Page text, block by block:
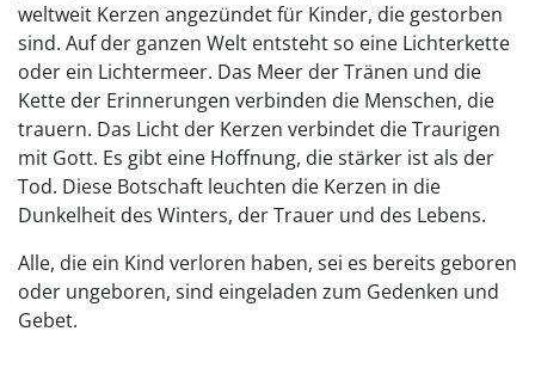
weltweit Kerzen angezündet für Kinder, die gestorben
sind. Auf der ganzen Welt entsteht so eine Lichterkette
oder ein Lichtermeer. Das Meer der Tränen und die
Kette der Erinnerungen verbinden die Menschen, die
trauern. Das Licht der Kerzen verbindet die Traurigen
mit Gott. Es gibt eine Hoffnung, die stärker ist als der
Tod. Diese Botschaft leuchten die Kerzen in die
Dunkelheit des Winters, der Trauer und des Lebens.
Alle, die ein Kind verloren haben, sei es bereits geboren
oder ungeboren, sind eingeladen zum Gedenken und
Gebet.